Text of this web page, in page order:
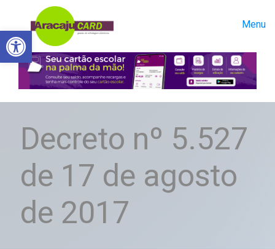
Abrir a barra de ferramentas
Menu
Decreto nº 5.527
de 17 de agosto
de 2017